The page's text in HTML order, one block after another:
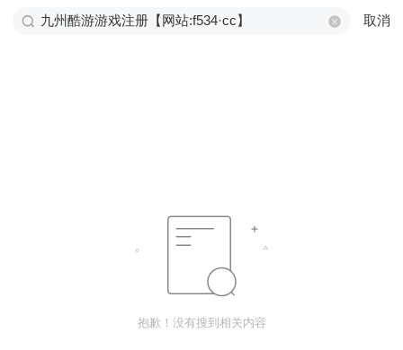
取消
抱歉！没有搜到相关内容